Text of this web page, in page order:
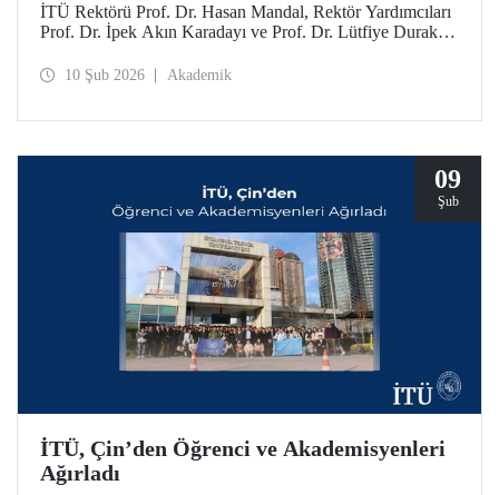
İTÜ Rektörü Prof. Dr. Hasan Mandal, Rektör Yardımcıları
Prof. Dr. İpek Akın Karadayı ve Prof. Dr. Lütfiye Durak
ve mezunlarıyla bir araya gelmek için 24-30 Ocak 2026
10 Şub 2026 Akademik
09
Şub
İTÜ, Çin’den Öğrenci ve Akademisyenleri
Ağırladı